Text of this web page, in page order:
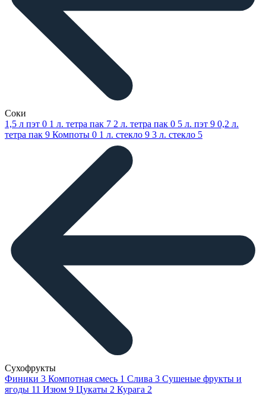
Соки
1,5 л пэт 0 1 л. тетра пак 7 2 л. тетра пак 0 5 л. пэт 9 0,2 л.
тетра пак 9 Компоты 0 1 л. стекло 9 3 л. стекло 5
Сухофрукты
Финики 3 Компотная смесь 1 Слива 3 Сушеные фрукты и
ягоды 11 Изюм 9 Цукаты 2 Курага 2